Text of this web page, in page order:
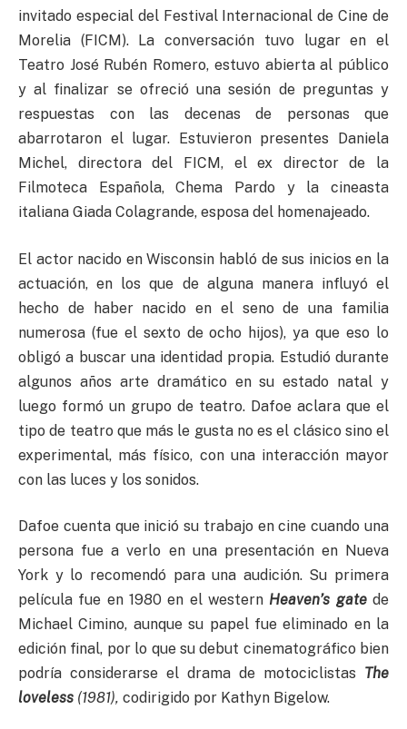
invitado especial del Festival Internacional de Cine de
Morelia (FICM). La conversación tuvo lugar en el
Teatro José Rubén Romero, estuvo abierta al público
y al finalizar se ofreció una sesión de preguntas y
respuestas con las decenas de personas que
abarrotaron el lugar. Estuvieron presentes Daniela
Michel, directora del FICM, el ex director de la
Filmoteca Española, Chema Pardo y la cineasta
italiana Giada Colagrande, esposa del homenajeado.
El actor nacido en Wisconsin habló de sus inicios en la
actuación, en los que de alguna manera influyó el
hecho de haber nacido en el seno de una familia
numerosa (fue el sexto de ocho hijos), ya que eso lo
obligó a buscar una identidad propia. Estudió durante
algunos años arte dramático en su estado natal y
luego formó un grupo de teatro. Dafoe aclara que el
tipo de teatro que más le gusta no es el clásico sino el
experimental, más físico, con una interacción mayor
con las luces y los sonidos.
Dafoe cuenta que inició su trabajo en cine cuando una
persona fue a verlo en una presentación en Nueva
York y lo recomendó para una audición. Su primera
película fue en 1980 en el western Heaven’s gatede
Michael Cimino, aunque su papel fue eliminado en la
edición final, por lo que su debut cinematográfico bien
podría considerarse el drama de motociclistas The
loveless (1981), codirigido por Kathyn Bigelow.